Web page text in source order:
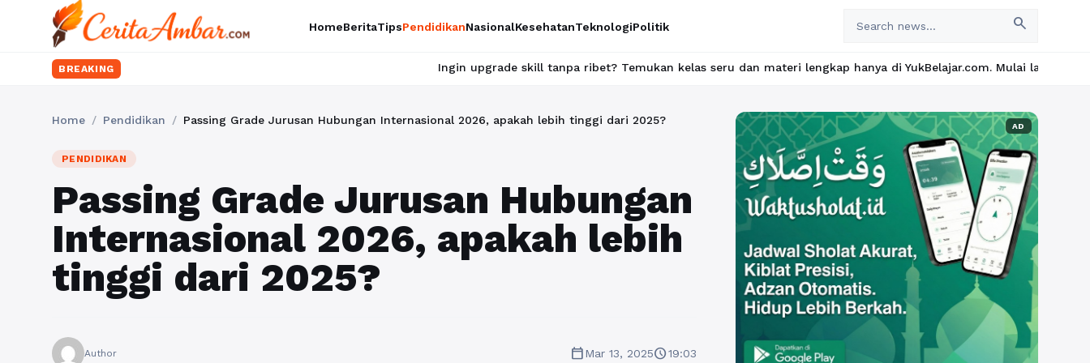
HomeBeritaTipsPendidikanNasionalKesehatanTeknologiPolitik search
BREAKING Ingin upgrade skill tanpa ribet? Temukan kelas seru dan materi lengkap hanya di YukBelajar.com. Mulai langkah suksesmu hari ini!
Home / Pendidikan / Passing Grade Jurusan Hubungan Internasional 2026, apakah lebih tinggi dari 2025?
PENDIDIKAN
Passing Grade Jurusan Hubungan
Internasional 2026, apakah lebih
tinggi dari 2025?
Author calendar_todayMar 13, 2025schedule19:03
AD